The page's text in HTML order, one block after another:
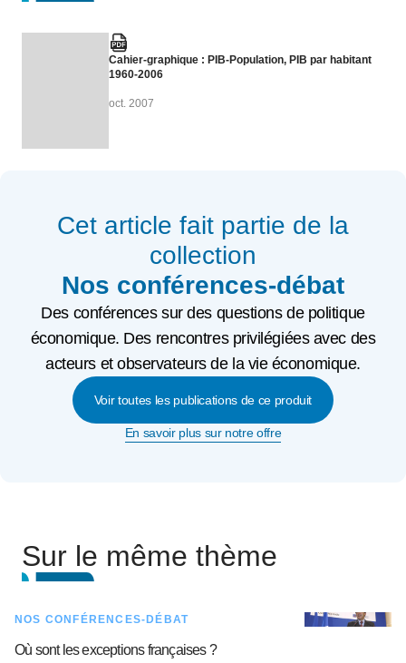
Cahier-graphique : PIB-Population, PIB par habitant
1960-2006
oct. 2007
Cet article fait partie de la
collection
Nos conférences-débat
Des conférences sur des questions de politique
économique. Des rencontres privilégiées avec des
acteurs et observateurs de la vie économique.
Voir toutes les publications de ce produit
En savoir plus sur notre offre
Sur le même thème
NOS CONFÉRENCES-DÉBAT
Où sont les exceptions françaises ?